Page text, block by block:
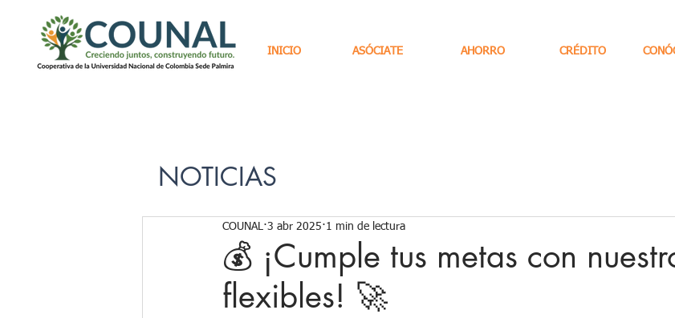
INICIO ASÓCIATE AHORRO CRÉDITO
NOTICIAS
💰 ¡Cumple tus metas con
flexibles! 🚀
COUNAL 3 abr 2025 1 min de lectura